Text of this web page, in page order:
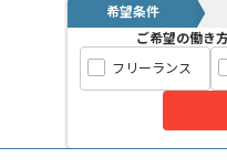
希望条件
ご希望の働き
フリーランス